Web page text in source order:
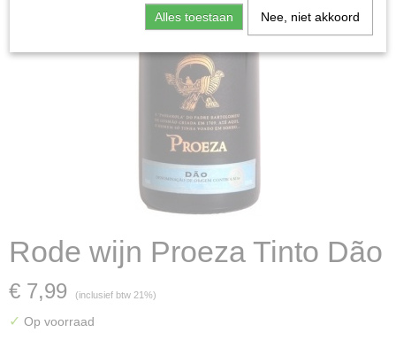
Rode wijn Proeza Tinto Dão
€ 7,99 (inclusief btw 21%)
✓ Op voorraad
Alles toestaan Nee, niet akkoord